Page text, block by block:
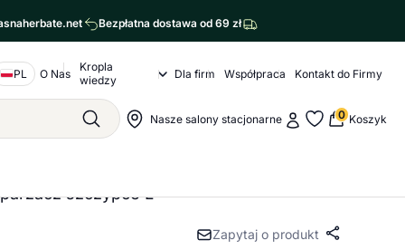
Bezpłatna dostawa od 69 zł
PL Nawigacja o nas
O Nas
Kropla
wiedzy
Kropla wiedzy Submenu
Dla firm Współpraca Kontakt do Firmy
SzukajNawigacja sklepu
Nasze salony stacjonarneMoje konto
Moje ulubione
0 Koszyk
szczypce L
Zapytaj o produkt